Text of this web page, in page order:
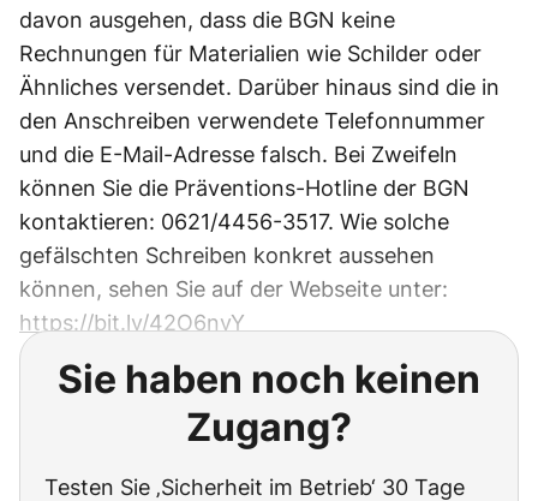
davon ausgehen, dass die BGN keine
Rechnungen für Materialien wie Schilder oder
Ähnliches versendet. Darüber hinaus sind die in
den Anschreiben verwendete Telefonnummer
und die E-Mail-Adresse falsch. Bei Zweifeln
können Sie die Präventions-Hotline der BGN
kontaktieren: 0621/4456-3517. Wie solche
gefälschten Schreiben konkret aussehen
können, sehen Sie auf der Webseite unter:
https://bit.ly/42O6nvY
Sie haben noch keinen
Zugang?
Testen Sie ‚Sicherheit im Betrieb‘ 30 Tage